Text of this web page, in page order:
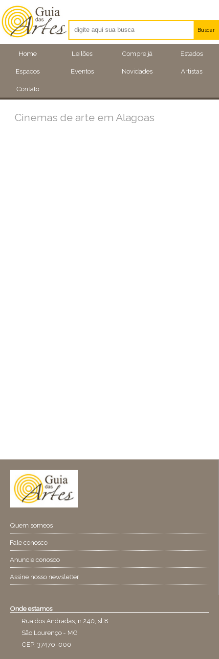
Home Leilões Compre já Estados
Espacos Eventos Novidades Artistas
Contato
Buscar
Artistas
Eventos
Cinemas de arte em Alagoas
Quem someos
Fale conosco
Anuncie conosco
Assine nosso newsletter
Onde estamos
Rua dos Andradas, n.240, sl.8
São Lourenço - MG
CEP: 37470-000